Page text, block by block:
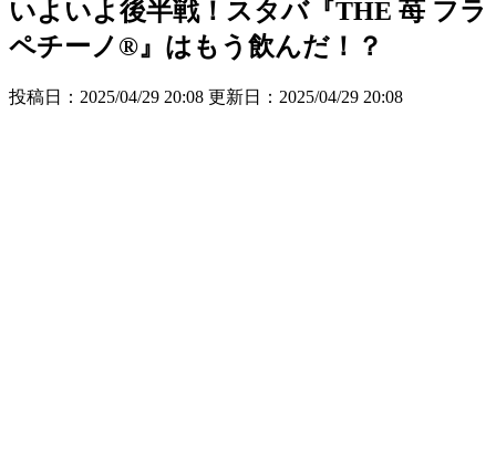
いよいよ後半戦！スタバ『THE 苺 フラ
ペチーノ®』はもう飲んだ！？
投稿日：2025/04/29 20:08 更新日： 2025/04/29 20:08